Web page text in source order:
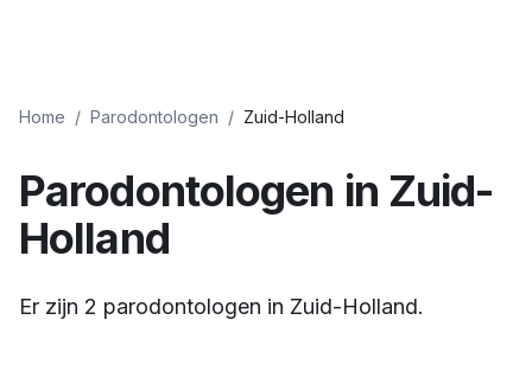
Home / Parodontologen / Zuid-Holland
Parodontologen in Zuid-
Holland
Er zijn 2 parodontologen in Zuid-Holland.